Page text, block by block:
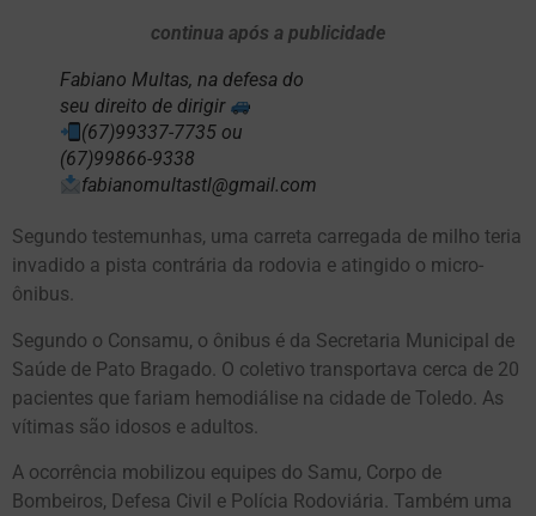
continua após a publicidade
Fabiano Multas, na defesa do
seu direito de dirigir
(67)99337-7735 ou
(67)99866-9338
fabianomultastl@gmail.com
Segundo testemunhas, uma carreta carregada de milho teria
invadido a pista contrária da rodovia e atingido o micro-
ônibus.
Segundo o Consamu, o ônibus é da Secretaria Municipal de
Saúde de Pato Bragado. O coletivo transportava cerca de 20
pacientes que fariam hemodiálise na cidade de Toledo. As
vítimas são idosos e adultos.
A ocorrência mobilizou equipes do Samu, Corpo de
Bombeiros, Defesa Civil e Polícia Rodoviária. Também uma